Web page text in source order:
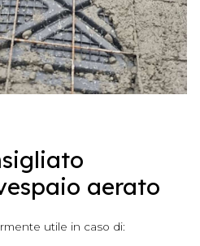
aerato
utile in caso di: